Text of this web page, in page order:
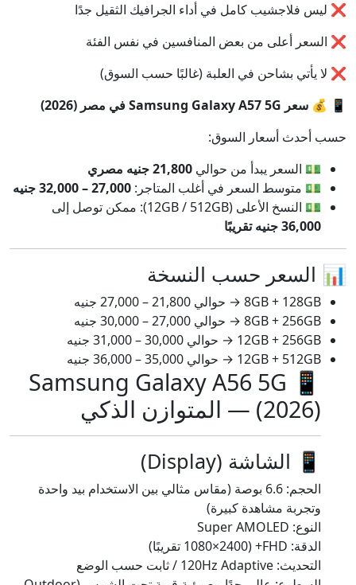
❌ ليس فلاجشيب كامل في أداء الجرافيك الثقيل جدًا
❌ السعر أعلى من بعض المنافسين في نفس الفئة
❌ لا يأتي بشاحن في العلبة (غالبًا حسب السوق)
📱 💰 سعر Samsung Galaxy A57 5G في مصر (2026)
حسب أحدث أسعار السوق:
💵 السعر يبدأ من حوالي 21,800 جنيه مصري
💵 متوسط السعر في أغلب المتاجر: 27,000 – 32,000 جنيه
💵 النسخ الأعلى (12GB / 512GB): ممكن توصل إلى
36,000 جنيه تقريبًا
📊 السعر حسب النسخة
8GB + 128GB → حوالي 21,800 – 27,000 جنيه
8GB + 256GB → حوالي 27,000 – 30,000 جنيه
12GB + 256GB → حوالي 30,000 – 31,000 جنيه
12GB + 512GB → حوالي 35,000 – 36,000 جنيه
📱 Samsung Galaxy A56 5G
(2026) — المتوازن الذكي
📱 الشاشة (Display)
الحجم: 6.6 بوصة (مقاس مثالي بين الاستخدام بيد واحدة
وتجربة مشاهدة كبيرة)
النوع: Super AMOLED
الدقة: FHD+ (1080×2400 تقريبًا)
التحديث: 120Hz Adaptive / ثابت حسب الوضع